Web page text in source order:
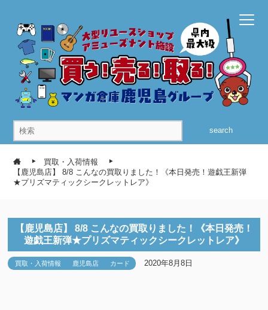
search
買取・入荷情報
【鹿児島店】 8/8 こんなの買取りました！《本日発売！遊戯王新弾
★プリズマティックシークレットレア》
【鹿児島店】 8/8 こんなの買取りました！《本日発売！
遊戯王新弾★プリズマティックシークレットレア》
買取・入荷情報 鹿児島店 カード 2020年8月8日